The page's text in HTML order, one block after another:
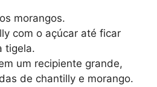
morangos.
com o açúcar até ficar
tigela.
um recipiente grande,
de chantilly e morango.